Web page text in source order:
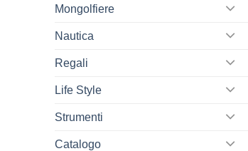
Mongolfiere
Nautica
Regali
Life Style
Strumenti
Catalogo